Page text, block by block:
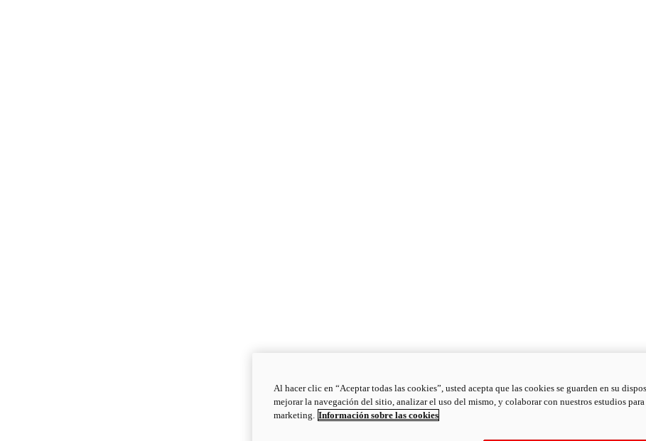
Al hacer clic en “Aceptar todas las cookies”, usted acepta que las cookies se guarden en su
mejorar la navegación del sitio, analizar el uso del mismo, y colaborar con nuestros estudios para
marketing. Información sobre las cookies